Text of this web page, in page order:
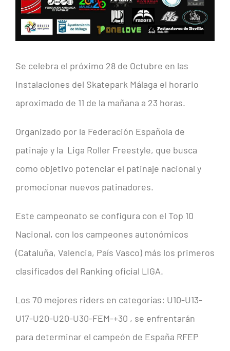
Se celebra el próximo 28 de Octubre en las
Instalaciones del Skatepark Málaga el horario
aproximado de 11 de la mañana a 23 horas.
Organizado por la Federación Española de
patinaje y la Liga Roller Freestyle, que busca
como objetivo potenciar el patinaje nacional y
promocionar nuevos patinadores.
Este campeonato se configura con el Top 10
Nacional, con los campeones autonómicos
(Cataluña, Valencia, País Vasco) más los primeros
clasificados del Ranking oficial LIGA.
Los 70 mejores riders en categorías: U10-U13-
U17-U20-U20-U30-FEM-+30 , se enfrentarán
para determinar el campeón de España RFEP